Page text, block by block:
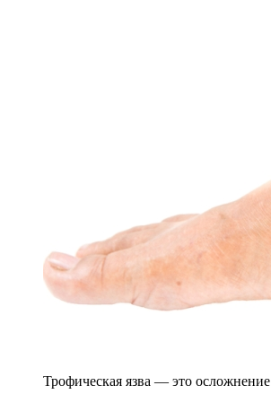
Трофическая язва — это осложнение